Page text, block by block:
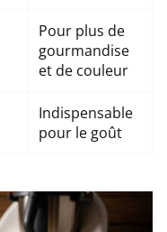
Pour plus de
gourmandise
et de couleur
Indispensable
pour le goût